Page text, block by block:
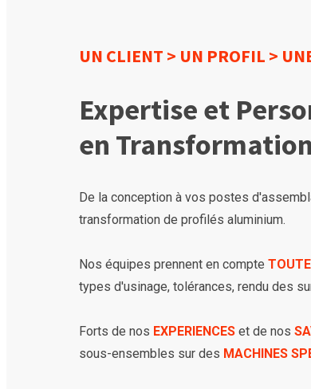
UN CLIENT > UN PROFIL >
Expertise et
en
De la conception à vos postes
transformation de profilés aluminium.
Nos équipes prennent en compte
types d'usinage, tolérances, rendu des
Forts de nos EXPERIENCES et de nos
sous-ensembles sur des MACHINES